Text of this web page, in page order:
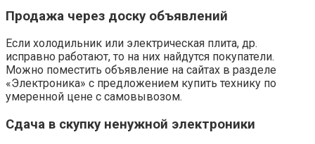
Продажа через доску объявлений
Если холодильник или электрическая плита, др.
исправно работают, то на них найдутся покупатели.
Можно поместить объявление на сайтах в разделе
«Электроника» с предложением купить технику по
умеренной цене с самовывозом.
Сдача в скупку ненужной электроники